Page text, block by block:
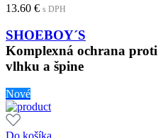
13.60 € s DPH
SHOEBOY´S
Komplexná ochrana proti
vlhku a špine
Nové
Do košíka